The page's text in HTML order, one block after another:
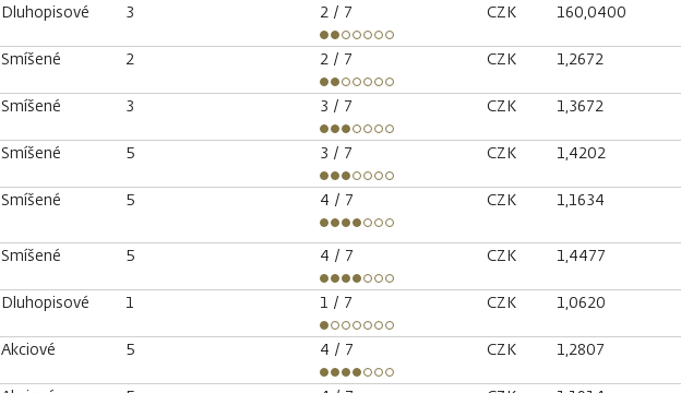
Dluhopisové 3 2 / 7 CZK 160,0400
Smíšené 2 2 / 7 CZK 1,2672
Smíšené 3 3 / 7 CZK 1,3672
Smíšené 5 3 / 7 CZK 1,4202
Smíšené 5 4 / 7 CZK 1,1634
Smíšené 5 4 / 7 CZK 1,4477
Dluhopisové 1 1 / 7 CZK 1,0620
Akciové 5 4 / 7 CZK 1,2807